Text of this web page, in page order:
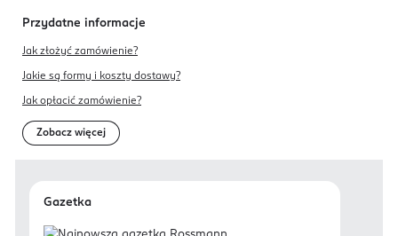
Przydatne informacje
Jak złożyć zamówienie?
Jakie są formy i koszty dostawy?
Jak opłacić zamówienie?
Zobacz więcej
Gazetka